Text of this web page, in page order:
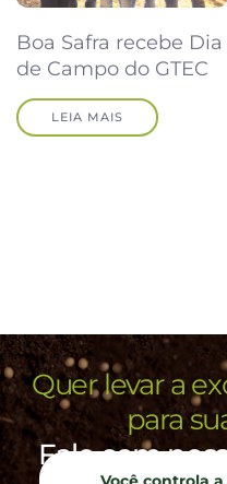
Boa Safra recebe Dia
de Campo do GTEC
LEIA MAIS
Quer levar a
para
Fale com